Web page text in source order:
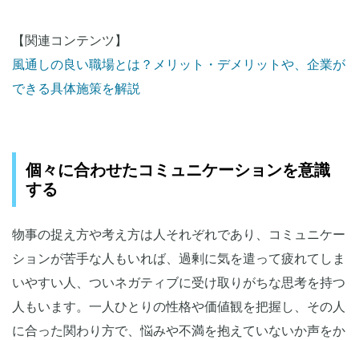
【関連コンテンツ】
風通しの良い職場とは？メリット・デメリットや、企業が
できる具体施策を解説
個々に合わせたコミュニケーションを意識
する
物事の捉え方や考え方は人それぞれであり、コミュニケー
ションが苦手な人もいれば、過剰に気を遣って疲れてしま
いやすい人、ついネガティブに受け取りがちな思考を持つ
人もいます。一人ひとりの性格や価値観を把握し、その人
に合った関わり方で、悩みや不満を抱えていないか声をか